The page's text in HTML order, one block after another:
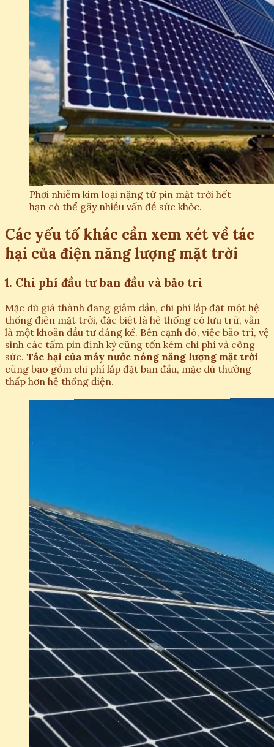
Phơi nhiễm kim loại nặng từ pin mặt trời hết
hạn có thể gây nhiều vấn đề sức khỏe.
Các yếu tố khác cần xem xét về tác
hại của điện năng lượng mặt trời
1. Chi phí đầu tư ban đầu và bảo trì
Mặc dù giá thành đang giảm dần, chi phí lắp đặt một hệ
thống điện mặt trời, đặc biệt là hệ thống có lưu trữ, vẫn
là một khoản đầu tư đáng kể. Bên cạnh đó, việc bảo trì, vệ
sinh các tấm pin định kỳ cũng tốn kém chi phí và công
sức. Tác hại của máy nước nóng năng lượng mặt trời
cũng bao gồm chi phí lắp đặt ban đầu, mặc dù thường
thấp hơn hệ thống điện.